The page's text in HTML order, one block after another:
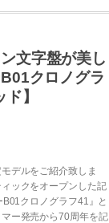
文字盤が美し
クロノグラ
】
デルをご紹介致しま
ックをオープンした記
クロノグラフ41』と
ー発売から70周年を記